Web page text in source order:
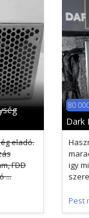
eladó.
FDD
...
80
Dark
igy
Pest